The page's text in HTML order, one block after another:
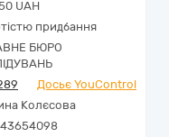
UAH
придбання
БЮРО
Досьє YouControl
Колєсова